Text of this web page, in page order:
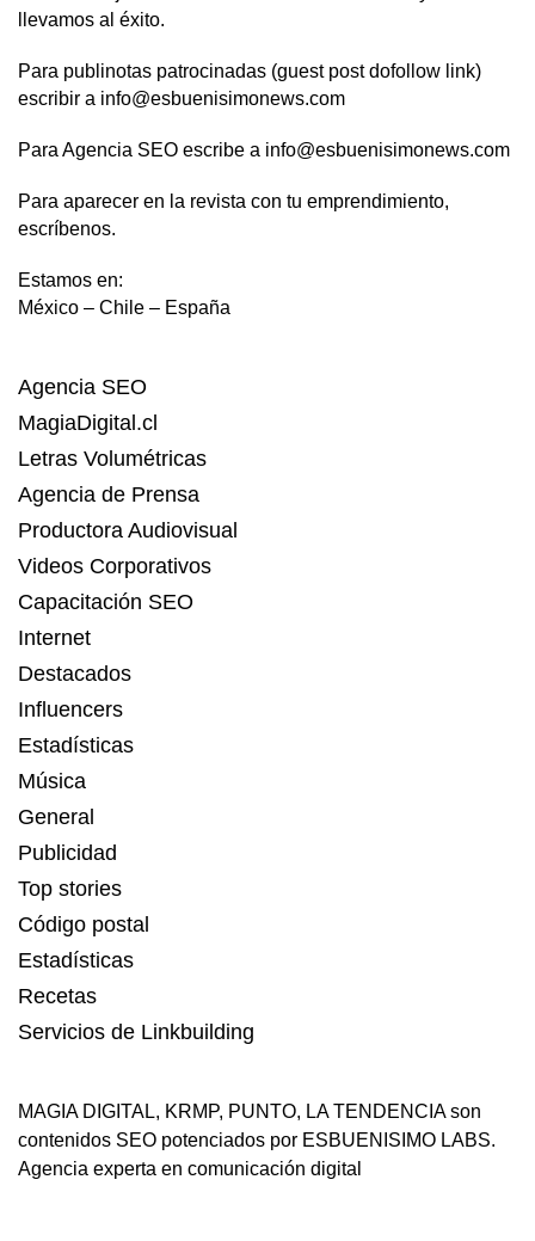
llevamos al éxito.
Para publinotas patrocinadas (guest post dofollow link)
escribir a info@esbuenisimonews.com
Para Agencia SEO escribe a info@esbuenisimonews.com
Para aparecer en la revista con tu emprendimiento,
escríbenos.
Estamos en:
México – Chile – España
Agencia SEO
MagiaDigital.cl
Letras Volumétricas
Agencia de Prensa
Productora Audiovisual
Videos Corporativos
Capacitación SEO
Internet
Destacados
Influencers
Estadísticas
Música
General
Publicidad
Top stories
Código postal
Estadísticas
Recetas
Servicios de Linkbuilding
MAGIA DIGITAL, KRMP, PUNTO, LA TENDENCIAson
contenidos SEO potenciados por ESBUENISIMO LABS.
Agencia experta en comunicación digital